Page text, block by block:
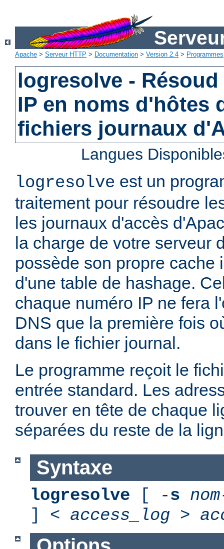
Apache > Serveur HTTP > Documentation > Version 2.4 > Programmes
logresolve -
IP en noms d'hôtes
fichiers journaux
Langues
logresolve est un
traitement pour résoudre
les journaux d'accès
la charge de votre serveur
possède son propre cache
d'une table de hashage.
chaque numéro IP ne fera
DNS que la première fois
dans le fichier journal.
Le programme reçoit le
entrée standard. Les
trouver en tête de chaque
séparées du reste de la
Syntaxe
logresolve [ -s
] < access_log >